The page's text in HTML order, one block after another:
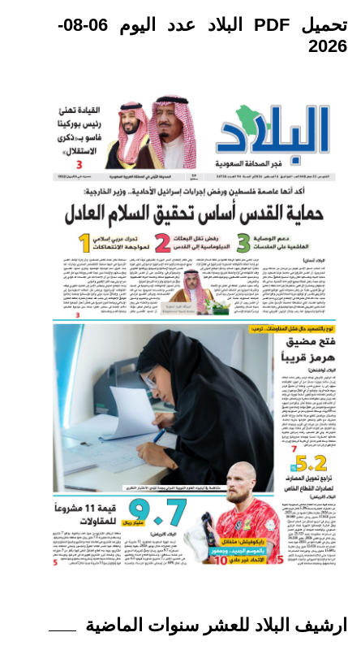
تحميل PDF البلاد عدد اليوم 06-08-
2026
ارشيف البلاد للعشر سنوات الماضية